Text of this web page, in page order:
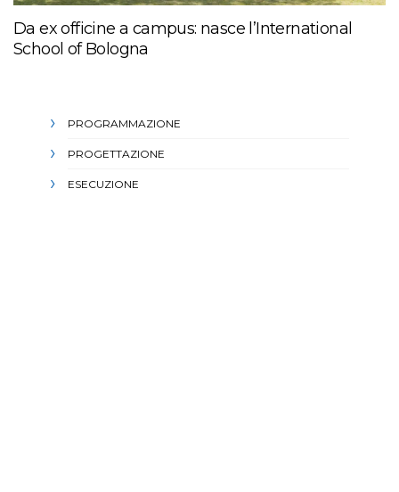
Da ex officine a campus: nasce l’International
School of Bologna
PROGRAMMAZIONE
PROGETTAZIONE
ESECUZIONE